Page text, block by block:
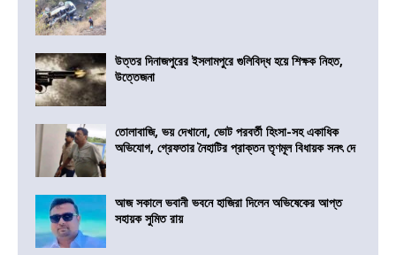
উত্তর দিনাজপুরের ইসলামপুরে গুলিবিদ্ধ হয়ে শিক্ষক নিহত,
উত্তেজনা
তোলাবাজি, ভয় দেখানো, ভোট পরবর্তী হিংসা-সহ একাধিক
অভিযোগ, গ্রেফতার নৈহাটির প্রাক্তন তৃণমূল বিধায়ক সনৎ দে
আজ সকালে ভবানী ভবনে হাজিরা দিলেন অভিষেকের আপ্ত
সহায়ক সুমিত রায়